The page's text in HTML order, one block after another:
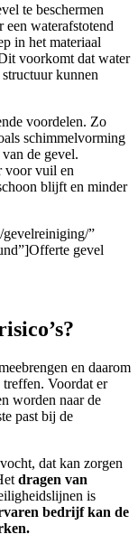
te beschermen
waterafstotend
in het materiaal
voorkomt dat water
kunnen
voordelen. Zo
schimmelvorming
de gevel.
voor vuil en
blijft en minder
gevelreiniging/”
gevel
en daarom
Voordat er
worden naar de
past bij de
dat kan zorgen
dragen van
is
bedrijf kan de